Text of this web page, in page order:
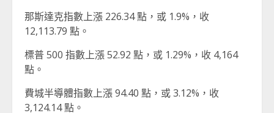
那斯達克指數上漲 226.34 點，或 1.9%，收
12,113.79 點。
標普 500 指數上漲 52.92 點，或 1.29%，收 4,164
點。
費城半導體指數上漲 94.40 點，或 3.12%，收
3,124.14 點。